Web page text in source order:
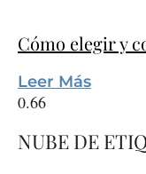
Cómo elegir y
Leer Más
NUBE DE